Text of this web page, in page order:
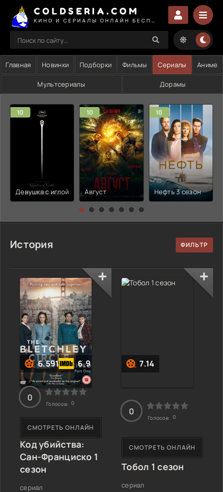
COLDSERIA.COM
Главная Новинки Подборки Фильмы Сериалы Аниме
Мультсериалы Дорамы
10
Девушка с иглой
10
Август
10
Нефть 3 сезон
История
6.591 6.9
Код убийства:
Сан-Франциско 1
сезон
сериал
СМОТРЕТЬ ОНЛАЙН
0
Голосов: 0
7.14
Тобол 1 сезон
сериал
СМОТРЕТЬ ОНЛАЙН
0
Голосов: 0